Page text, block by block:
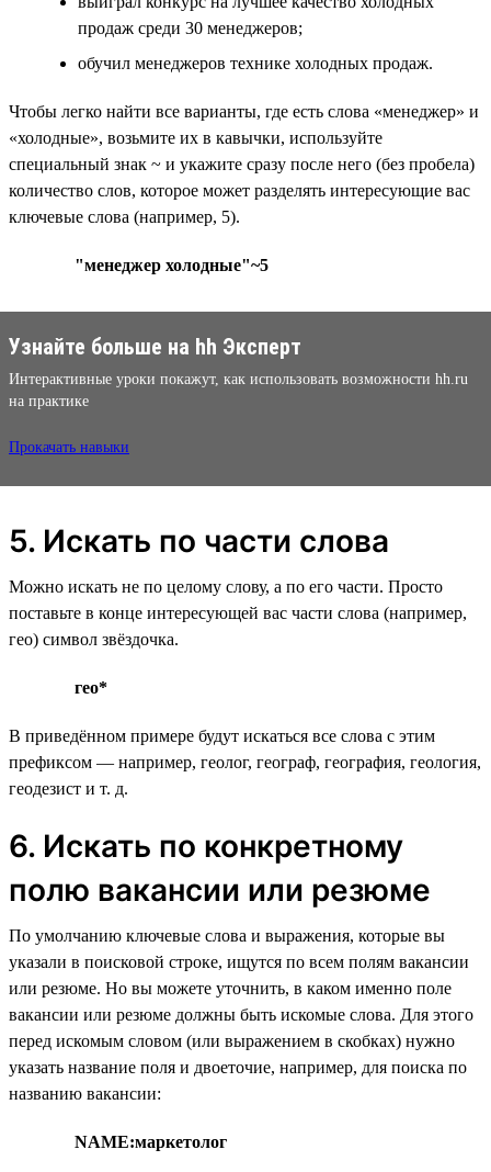
продаж среди 30 менеджеров;
обучил менеджеров технике холодных продаж.
Чтобы легко найти все варианты, где есть слова «менеджер» и
«холодные», возьмите их в кавычки, используйте
специальный знак ~ и укажите сразу после него (без пробела)
количество слов, которое может разделять интересующие вас
ключевые слова (например, 5).
"менеджер холодные"~5
Узнайте больше на hh Эксперт
Интерактивные уроки покажут, как использовать возможности hh.ru
на практике
Прокачать навыки
5. Искать по части слова
Можно искать не по целому слову, а по его части. Просто
поставьте в конце интересующей вас части слова (например,
гео) символ звёздочка.
гео*
В приведённом примере будут искаться все слова с этим
префиксом — например, геолог, географ, география, геология,
геодезист и т. д.
6. Искать по конкретному
полю вакансии или резюме
По умолчанию ключевые слова и выражения, которые вы
указали в поисковой строке, ищутся по всем полям вакансии
или резюме. Но вы можете уточнить, в каком именно поле
вакансии или резюме должны быть искомые слова. Для этого
перед искомым словом (или выражением в скобках) нужно
указать название поля и двоеточие, например, для поиска по
названию вакансии:
NAME:маркетолог